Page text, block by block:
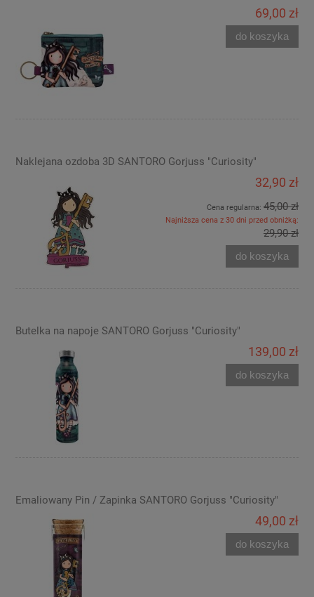
69,00 zł
do koszyka
Naklejana ozdoba 3D SANTORO Gorjuss "Curiosity"
32,90 zł
Cena regularna: 45,00 zł
Najniższa cena z 30 dni przed obniżką:
29,90 zł
do koszyka
Butelka na napoje SANTORO Gorjuss "Curiosity"
139,00 zł
do koszyka
Emaliowany Pin / Zapinka SANTORO Gorjuss "Curiosity"
49,00 zł
do koszyka